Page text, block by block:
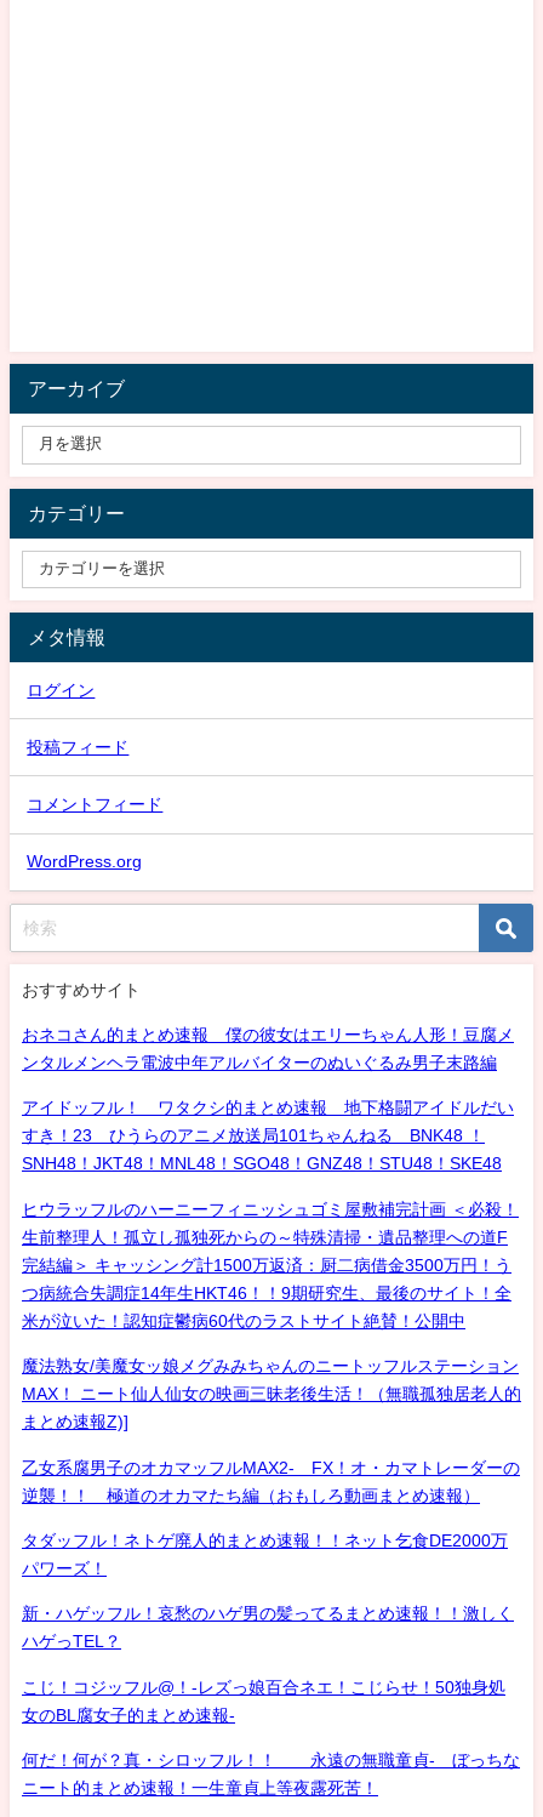
アーカイブ
カテゴリー
メタ情報
ログイン
投稿フィード
コメントフィード
WordPress.org
おすすめサイト
おネコさん的まとめ速報 僕の彼女はエリーちゃん人形！豆腐メ
ンタルメンヘラ電波中年アルバイターのぬいぐるみ男子末路編
アイドッフル！ ワタクシ的まとめ速報 地下格闘アイドルだい
すき！23 ひうらのアニメ放送局101ちゃんねる BNK48 ！
SNH48！JKT48！MNL48！SGO48！GNZ48！STU48！SKE48
ヒウラッフルのハーニーフィニッシュゴミ屋敷補完計画 ＜必殺！
生前整理人！孤立し孤独死からの～特殊清掃・遺品整理への道F
完結編＞ キャッシング計1500万返済：厨二病借金3500万円！う
つ病統合失調症14年生HKT46！！9期研究生、最後のサイト！全
米が泣いた！認知症鬱病60代のラストサイト絶賛！公開中
魔法熟女/美魔女ッ娘メグみみちゃんのニートッフルステーション
MAX！ ニート仙人仙女の映画三昧老後生活！（無職孤独居老人的
まとめ速報Z)]
乙女系腐男子のオカマッフルMAX2- FX！オ・カマトレーダーの
逆襲！！ 極道のオカマたち編（おもしろ動画まとめ速報）
タダッフル！ネトゲ廃人的まとめ速報！！ネット乞食DE2000万
パワーズ！
新・ハゲッフル！哀愁のハゲ男の髪ってるまとめ速報！！激しく
ハゲっTEL？
こじ！コジッフル@！-レズっ娘百合ネエ！こじらせ！50独身処
女のBL腐女子的まとめ速報-
何だ！何が？真・シロッフル！！ 永遠の無職童貞- ぼっちな
ニート的まとめ速報！一生童貞上等夜露死苦！